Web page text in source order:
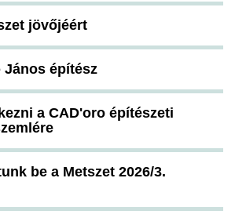
jövőjéért
János építész
a CAD'oro építészeti
be a Metszet 2026/3.